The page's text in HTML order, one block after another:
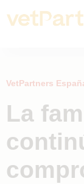
VetPartners
La